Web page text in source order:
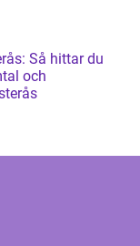
Så hittar du
och